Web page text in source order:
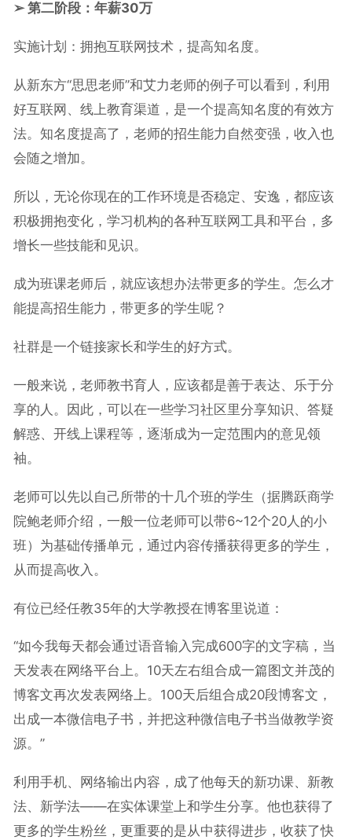
➢ 第二阶段：年薪30万
实施计划：拥抱互联网技术，提高知名度。
从新东方“思思老师”和艾力老师的例子可以看到，利用
好互联网、线上教育渠道，是一个提高知名度的有效方
法。知名度提高了，老师的招生能力自然变强，收入也
会随之增加。
所以，无论你现在的工作环境是否稳定、安逸，都应该
积极拥抱变化，学习机构的各种互联网工具和平台，多
增长一些技能和见识。
成为班课老师后，就应该想办法带更多的学生。怎么才
能提高招生能力，带更多的学生呢？
社群是一个链接家长和学生的好方式。
一般来说，老师教书育人，应该都是善于表达、乐于分
享的人。因此，可以在一些学习社区里分享知识、答疑
解惑、开线上课程等，逐渐成为一定范围内的意见领
袖。
老师可以先以自己所带的十几个班的学生（据腾跃商学
院鲍老师介绍，一般一位老师可以带6~12个20人的小
班）为基础传播单元，通过内容传播获得更多的学生，
从而提高收入。
有位已经任教35年的大学教授在博客里说道：
“如今我每天都会通过语音输入完成600字的文字稿，当
天发表在网络平台上。10天左右组合成一篇图文并茂的
博客文再次发表网络上。100天后组合成20段博客文，
出成一本微信电子书，并把这种微信电子书当做教学资
源。”
利用手机、网络输出内容，成了他每天的新功课、新教
法、新学法——在实体课堂上和学生分享。他也获得了
更多的学生粉丝，更重要的是从中获得进步，收获了快